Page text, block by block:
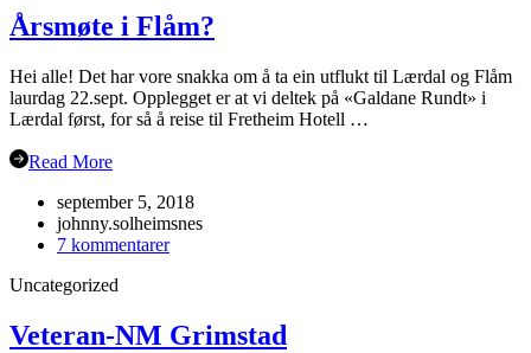
Årsmøte i Flåm?
Hei alle! Det har vore snakka om å ta ein utflukt til Lærdal og Flåm
laurdag 22.sept. Opplegget er at vi deltek på «Galdane Rundt» i
Lærdal først, for så å reise til Fretheim Hotell …
Read More
september 5, 2018
johnny.solheimsnes
7 kommentarertil
Uncategorized
Veteran-NM Grimstad